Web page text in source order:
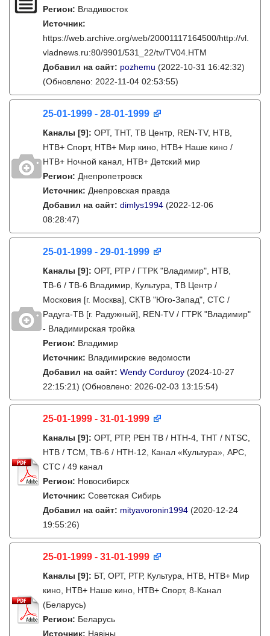
Регион: Владивосток
Источник:
https://web.archive.org/web/20001117164500/http://vl.
vladnews.ru:80/9901/531_22/tv/TV04.HTM
Добавил на сайт: pozhemu (2022-10-31 16:42:32)
(Обновлено: 2022-11-04 02:53:55)
25-01-1999 - 28-01-1999
Каналы [9]: ОРТ, ТНТ, ТВ Центр, REN-TV, НТВ,
НТВ+ Спорт, НТВ+ Мир кино, НТВ+ Наше кино /
НТВ+ Ночной канал, НТВ+ Детский мир
Регион: Днепропетровск
Источник: Днепровская правда
Добавил на сайт: dimlys1994 (2022-12-06
08:28:47)
25-01-1999 - 29-01-1999
Каналы [9]: ОРТ, РТР / ГТРК "Владимир", НТВ,
ТВ-6 / ТВ-6 Владимир, Культура, ТВ Центр /
Московия [г. Москва], СКТВ "Юго-Запад", СТС /
Радуга-ТВ [г. Радужный], REN-TV / ГТРК "Владимир"
- Владимирская тройка
Регион: Владимир
Источник: Владимирские ведомости
Добавил на сайт: Wendy Corduroy (2024-10-27
22:15:21) (Обновлено: 2026-02-03 13:15:54)
25-01-1999 - 31-01-1999
Каналы [9]: ОРТ, РТР, РЕН ТВ / НТН-4, ТНТ / NTSC,
НТВ / ТСМ, ТВ-6 / НТН-12, Канал «Культура», АРС,
СТС / 49 канал
Регион: Новосибирск
Источник: Советская Сибирь
Добавил на сайт: mityavoronin1994 (2020-12-24
19:55:26)
25-01-1999 - 31-01-1999
Каналы [9]: БТ, ОРТ, РТР, Культура, НТВ, НТВ+ Мир
кино, НТВ+ Наше кино, НТВ+ Cпорт, 8-Канал
(Беларусь)
Регион: Беларусь
Источник: Навіны